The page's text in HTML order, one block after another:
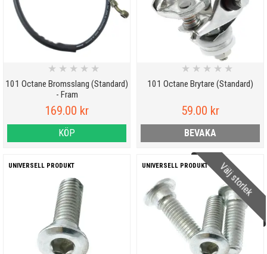
101 Octane Bromsslang (Standard)
- Fram
★ ★ ★ ★ ★
169.00 kr
KÖP
101 Octane Brytare (Standard)
★ ★ ★ ★ ★
59.00 kr
BEVAKA
UNIVERSELL PRODUKT Välj storlek
UNIVERSELL PRODUKT